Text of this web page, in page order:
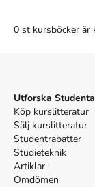
0 st kursböcker
Utforska
Köp kurslitteratur
Sälj kurslitteratur
Studentrabatter
Studieteknik
Artiklar
Omdömen